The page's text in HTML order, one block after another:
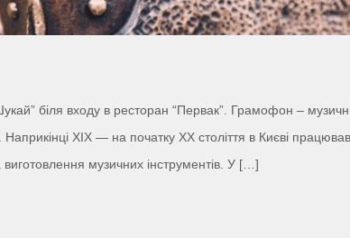
біля входу в ресторан “Первак”. Грамофон –
XIX — на початку XX століття в Києві
музичних інструментів. У […]